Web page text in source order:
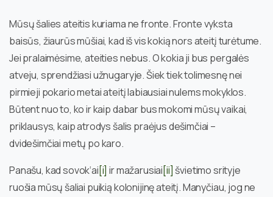
Mūsų šalies ateitis kuriama ne fronte. Fronte vyksta
baisūs, žiaurūs mūšiai, kad iš vis kokią nors ateitį turėtume.
Jei pralaimėsime, ateities nebus. O kokia ji bus pergalės
atveju, sprendžiasi užnugaryje. Šiek tiek tolimesnę nei
pirmieji pokario metai ateitį labiausiai nulems mokyklos.
Būtent nuo to, ko ir kaip dabar bus mokomi mūsų vaikai,
priklausys, kaip atrodys šalis praėjus dešimčiai –
dvidešimčiai metų po karo.
Panašu, kad sovok‘ai[i] ir mažarusiai[ii] švietimo srityje
ruošia mūsų šaliai puikią kolonijinę ateitį. Manyčiau, jog ne